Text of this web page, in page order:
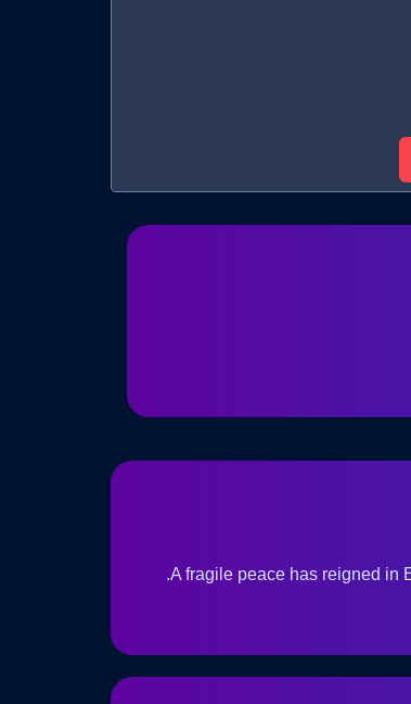
A fragile peace has reigned in